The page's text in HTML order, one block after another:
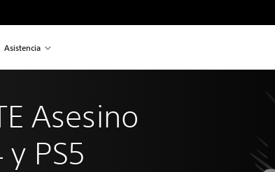
Asistencia
Asesino
PS5